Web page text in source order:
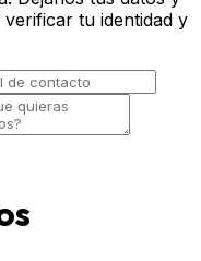
tu identidad y